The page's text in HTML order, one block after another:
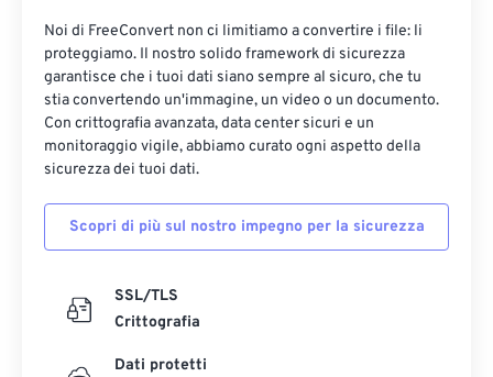
Noi di FreeConvert non ci limitiamo a convertire i file: li
proteggiamo. Il nostro solido framework di sicurezza
garantisce che i tuoi dati siano sempre al sicuro, che tu
stia convertendo un'immagine, un video o un documento.
Con crittografia avanzata, data center sicuri e un
monitoraggio vigile, abbiamo curato ogni aspetto della
sicurezza dei tuoi dati.
Scopri di più sul nostro impegno per la sicurezza
SSL/TLS
Crittografia
Dati protetti